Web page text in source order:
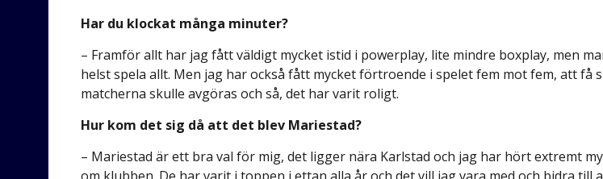
Har du klockat många minuter?
– Framför allt har jag fått väldigt mycket istid i powerplay, lite mindre boxplay, men
helst spela allt. Men jag har också fått mycket förtroende i spelet fem mot fem, att få
matcherna skulle avgöras och så, det har varit roligt.
Hur kom det sig då att det blev Mariestad?
– Mariestad är ett bra val för mig, det ligger nära Karlstad och jag har hört extremt